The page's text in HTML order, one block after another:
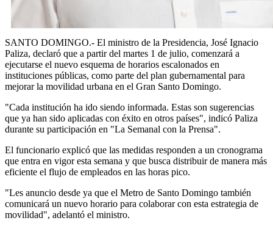
SANTO DOMINGO.- El ministro de la Presidencia, José Ignacio
Paliza, declaró que a partir del martes 1 de julio, comenzará a
ejecutarse el nuevo esquema de horarios escalonados en
instituciones públicas, como parte del plan gubernamental para
mejorar la movilidad urbana en el Gran Santo Domingo.
"Cada institución ha ido siendo informada. Estas son sugerencias
que ya han sido aplicadas con éxito en otros países", indicó Paliza
durante su participación en "La Semanal con la Prensa".
El funcionario explicó que las medidas responden a un cronograma
que entra en vigor esta semana y que busca distribuir de manera más
eficiente el flujo de empleados en las horas pico.
"Les anuncio desde ya que el Metro de Santo Domingo también
comunicará un nuevo horario para colaborar con esta estrategia de
movilidad", adelantó el ministro.